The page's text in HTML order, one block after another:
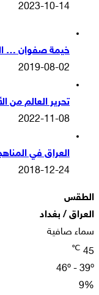
2023-10-14
خيمة صفوان …
2019-08-02
تحرير العالم من
2022-11-08
العراق في المناهج
2018-12-24
الطقس
العراق / بغداد
سماء صافية
45
℃
46º - 39º
9%